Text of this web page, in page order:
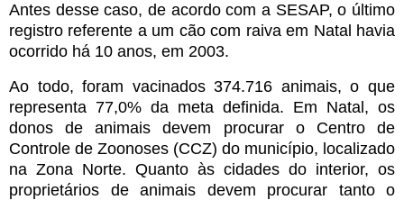
Antes desse caso, de acordo com a SESAP, o último
registro referente a um cão com raiva em Natal havia
ocorrido há 10 anos, em 2003.
Ao todo, foram vacinados 374.716 animais, o que
representa 77,0% da meta definida. Em Natal, os
donos de animais devem procurar o Centro de
Controle de Zoonoses (CCZ) do município, localizado
na Zona Norte. Quanto às cidades do interior, os
proprietários de animais devem procurar tanto o